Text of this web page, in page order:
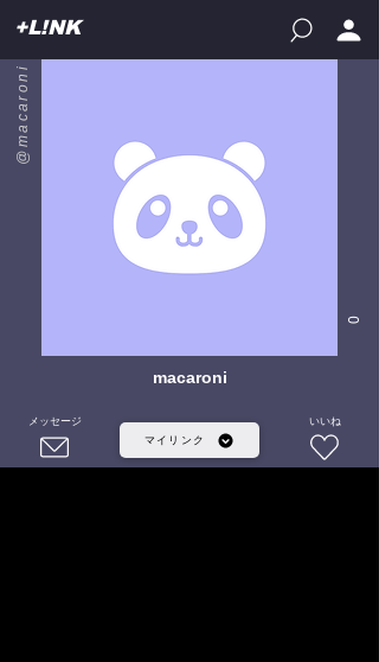
+L!NK
@macaroni
0
macaroni
メッセージ
マイリンク
いいね